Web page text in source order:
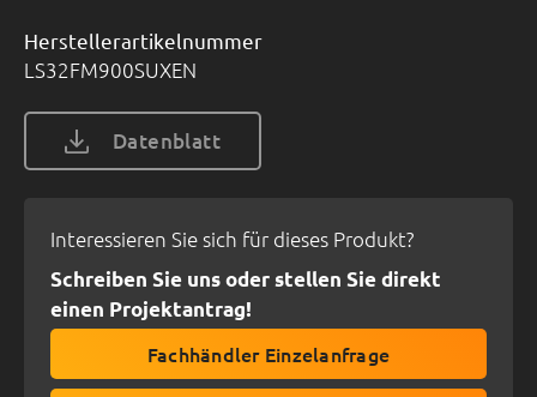
Herstellerartikelnummer
LS32FM900SUXEN
Datenblatt
Interessieren Sie sich für dieses Produkt?
Schreiben Sie uns oder stellen Sie direkt
einen Projektantrag!
Fachhändler Einzelanfrage